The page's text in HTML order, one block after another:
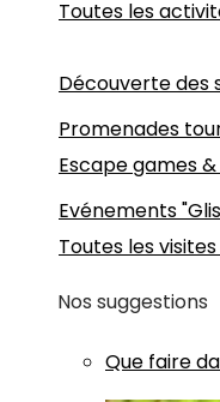
Toutes les
Découverte des
Promenades
Escape games
Evénements
Toutes les
Nos suggestions
Que faire